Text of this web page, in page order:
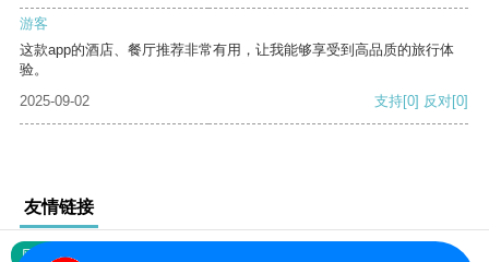
游客
这款app的酒店、餐厅推荐非常有用，让我能够享受到高品质的旅行体
验。
2025-09-02
支持[0] 反对[0]
友情链接
网站地图